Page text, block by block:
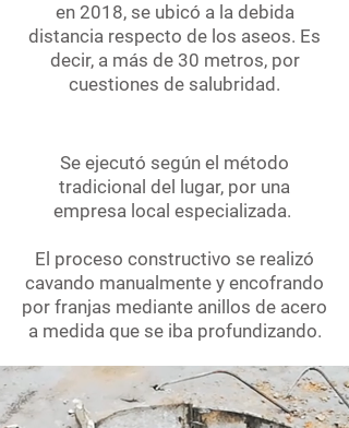
en 2018, se ubicó a la debida
distancia respecto de los aseos. Es
decir, a más de 30 metros, por
cuestiones de salubridad.
Se ejecutó según el método
tradicional del lugar, por una
empresa local especializada.
El proceso constructivo se realizó
cavando manualmente y encofrando
por franjas mediante anillos de acero
a medida que se iba profundizando.